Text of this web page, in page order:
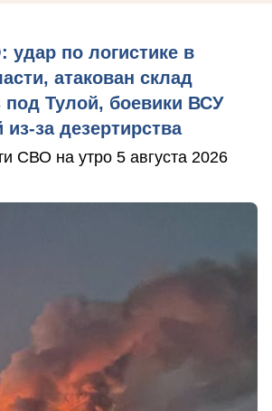
по логистике в
атакован склад
под Тулой, боевики ВСУ
за дезертирства
СВО на утро 5 августа 2026